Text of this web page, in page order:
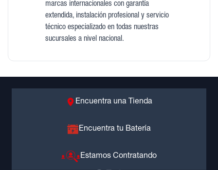
marcas internacionales con garantía
extendida, instalación profesional y servicio
técnico especializado en todas nuestras
sucursales a nivel nacional.
Encuentra una Tienda
Encuentra tu Batería
Estamos Contratando